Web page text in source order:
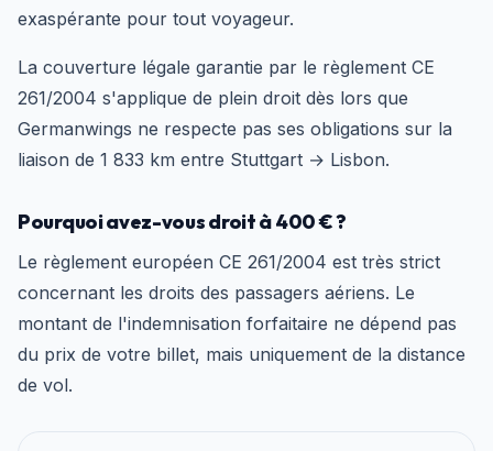
exaspérante pour tout voyageur.
La couverture légale garantie par le règlement CE
261/2004 s'applique de plein droit dès lors que
Germanwings ne respecte pas ses obligations sur la
liaison de 1 833 km entre Stuttgart → Lisbon.
Pourquoi avez-vous droit à 400 € ?
Le règlement européen CE 261/2004 est très strict
concernant les droits des passagers aériens. Le
montant de l'indemnisation forfaitaire ne dépend pas
du prix de votre billet, mais uniquement de la distance
de vol.